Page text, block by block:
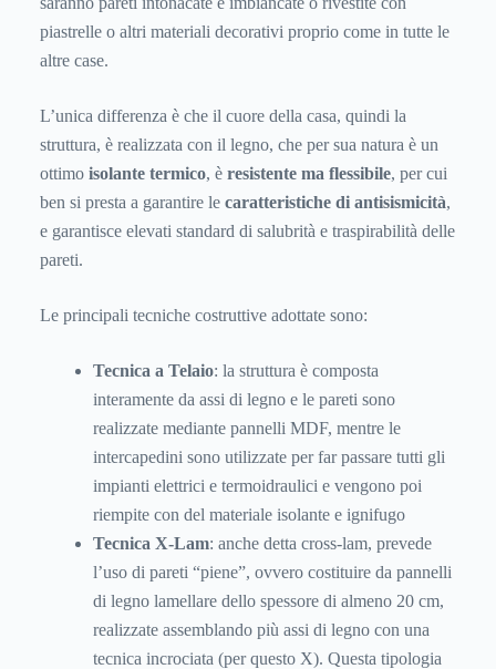
piastrelle o altri materiali decorativi proprio come in tutte le
altre case.
L’unica differenza è che il cuore della casa, quindi la
struttura, è realizzata con il legno, che per sua natura è un
ottimo isolante termico, è resistente ma flessibile, per cui
ben si presta a garantire le caratteristiche di antisismicità,
e garantisce elevati standard di salubrità e traspirabilità delle
pareti.
Le principali tecniche costruttive adottate sono:
Tecnica a Telaio: la struttura è composta
interamente da assi di legno e le pareti sono
realizzate mediante pannelli MDF, mentre le
intercapedini sono utilizzate per far passare tutti gli
impianti elettrici e termoidraulici e vengono poi
riempite con del materiale isolante e ignifugo
Tecnica X-Lam: anche detta cross-lam, prevede
l’uso di pareti “piene”, ovvero costituire da pannelli
di legno lamellare dello spessore di almeno 20 cm,
realizzate assemblando più assi di legno con una
tecnica incrociata (per questo X). Questa tipologia